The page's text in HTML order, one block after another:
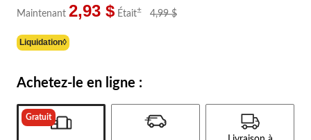
Lien
vers
Maintenant 2,93 $ Était± 4,99 $
Liquidation◊
Achetez-le en ligne :
Gratuit